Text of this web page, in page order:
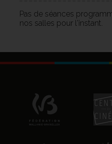
Pas de séances
nos salles pour l'instant.